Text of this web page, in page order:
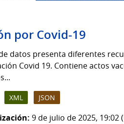
por Covid-19
datos presenta diferentes
Covid 19. Contiene actos
XML JSON
9 de julio de 2025, 19:02